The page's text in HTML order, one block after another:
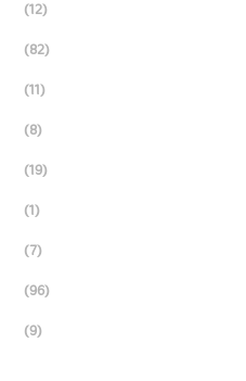
(12)
(82)
(11)
(8)
(19)
(1)
(7)
(96)
(9)